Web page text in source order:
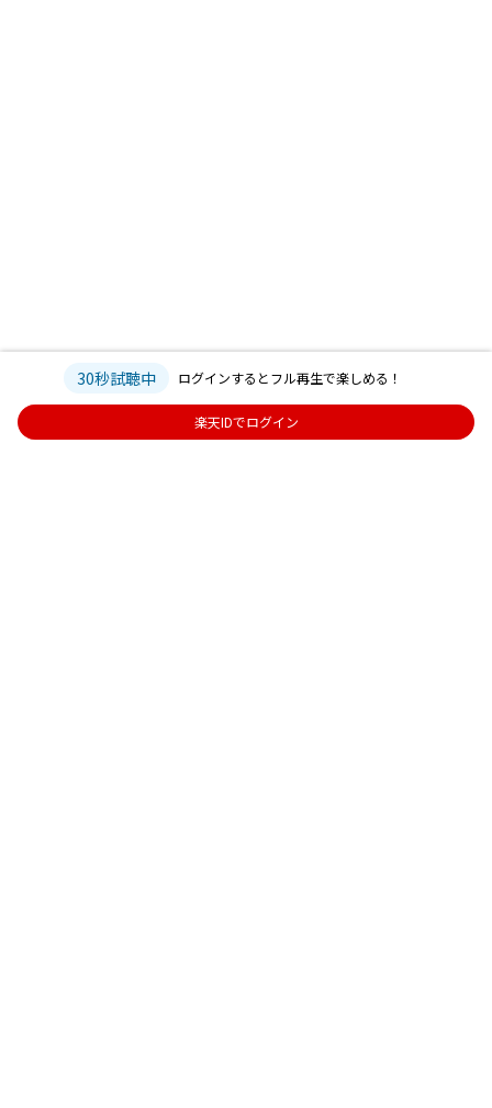
30秒試聴中 ログインするとフル再生で楽しめる！
楽天IDでログイン